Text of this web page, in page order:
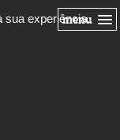
sua experiência.
menu